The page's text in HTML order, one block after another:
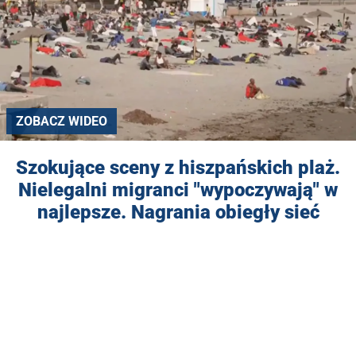
ZOBACZ WIDEO
Szokujące sceny z hiszpańskich plaż.
Nielegalni migranci "wypoczywają" w
najlepsze. Nagrania obiegły sieć